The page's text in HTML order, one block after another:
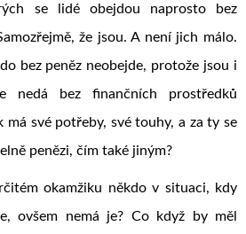
se lidé obejdou naprosto bez
že jsou. A není jich málo.
bez peněz neobejde, protože jsou i
nedá bez finančních prostředků
má své potřeby, své touhy, a za ty se
penězi, čím také jiným?
okamžiku někdo v situaci, kdy
ovšem nemá je? Co když by měl